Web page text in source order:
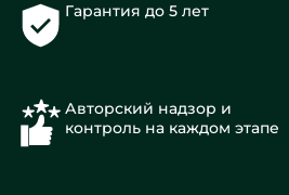
Гарантия до 5 лет
Авторский надзор и
контроль на каждом этапе